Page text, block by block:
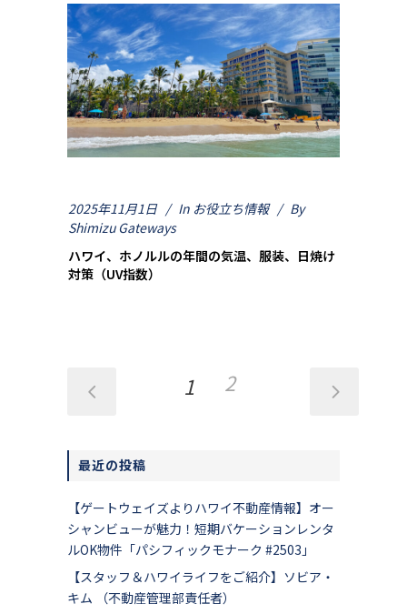
2025年11月1日 In お役立ち情報
By
Shimizu Gateways
ハワイ、ホノルルの年間の気温、服装、日焼け
対策（UV指数）
1 2
最近の投稿
【ゲートウェイズよりハワイ不動産情報】オー
シャンビューが魅力！短期バケーションレンタ
ルOK物件「パシフィックモナーク #2503」
【スタッフ＆ハワイライフをご紹介】ソビア・
キム （不動産管理部責任者）